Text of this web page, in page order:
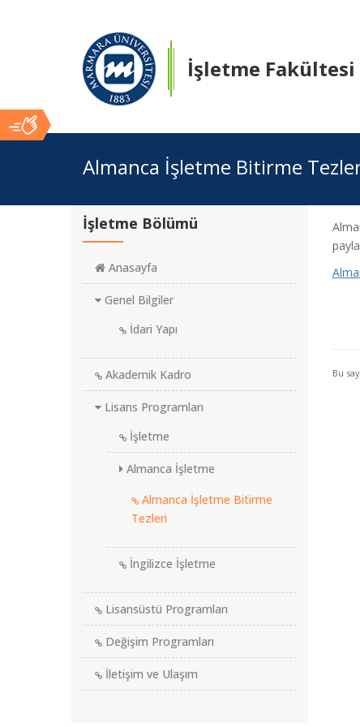
İşletme Fakültesi
İçerik
Almanca İşletme Bitirme
Bu
İşletme Bölümü
Anasayfa
Genel Bilgiler
İdari Yapı
Akademik Kadro
Lisans Programları
İşletme
Almanca İşletme
Almanca İşletme Bitirme
Tezleri
İngilizce İşletme
Lisansüstü Programları
Değişim Programları
İletişim ve Ulaşım